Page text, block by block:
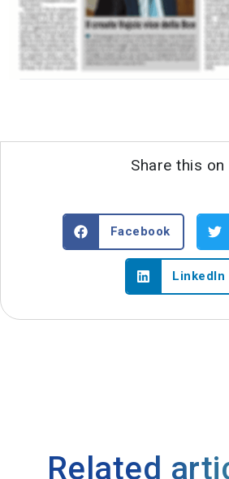
Share this on
Facebook
LinkedIn
Related